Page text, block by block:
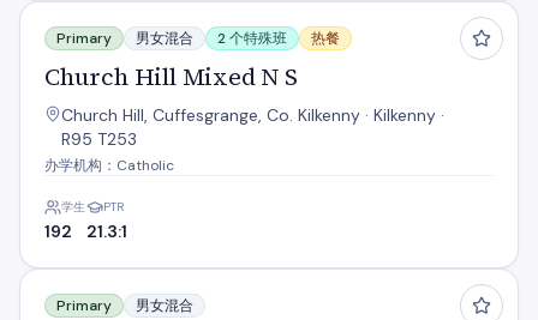
Church Hill Mixed N S
Primary 男女混合 2 个特殊班 热餐
Church Hill Mixed N S
Church Hill, Cuffesgrange, Co. Kilkenny · Kilkenny ·
R95 T253
办学机构：Catholic
学生
192
PTR
21.3:1
Clontubrid Mixed N S
Primary 男女混合